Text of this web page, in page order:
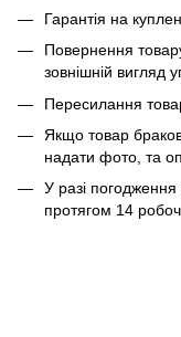
Гарантія на
Повернення
зовнішній вигляд
Пересилання
Якщо товар
надати фото, та
У разі
протягом 14